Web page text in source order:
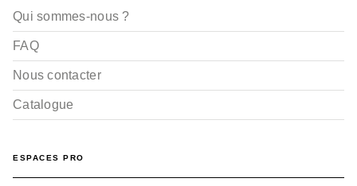
Qui sommes-nous ?
FAQ
Nous contacter
Catalogue
ESPACES PRO